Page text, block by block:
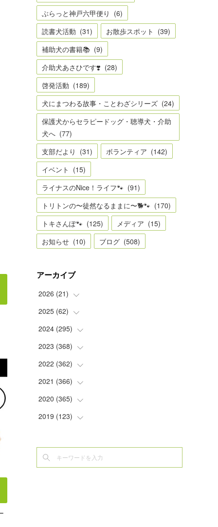
ぶらっと神戸六甲便り (6)
読書犬活動 (31) お散歩スポット (39)
補助犬の書籍📚 (9)
介助犬あさひです❣️ (28)
啓発活動 (189)
犬にまつわる故事・ことわざシリーズ (24)
保護犬からセラピードッグ・聴導犬・介助
犬へ (77)
支部だより (31) ボランティア (142)
イベント (15)
ライナスのNice！ライフ🐾 (91)
トリトンの〜徒然なるままに〜🐕🐾 (170)
トキさんぽ🐾 (125) メディア (15)
お知らせ (10) ブログ (508)
アーカイブ
2026 (21)
(2)
(2)
(2)
(5)
(3)
(7)
2025 (62)
(8)
(5)
(9)
(1)
(1)
(5)
(6)
(7)
2024 (295)
(8)
(11)
(11)
(22)
(31)
(30)
(31)
2023 (368)
(31)
(30)
(31)
(30)
(31)
(30)
2022 (362)
(30)
(30)
(30)
(30)
(31)
2021 (366)
(31)
(30)
(30)
(31)
2020 (365)
(31)
(31)
(30)
2019 (123)
(35)
(34)